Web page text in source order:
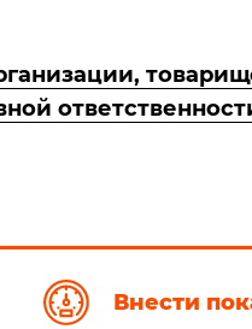
Внести